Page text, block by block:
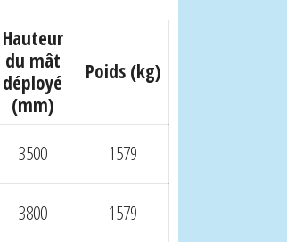
Hauteur
du mât
déployé
(mm)
Poids (kg)
3500
1579
3800
1579